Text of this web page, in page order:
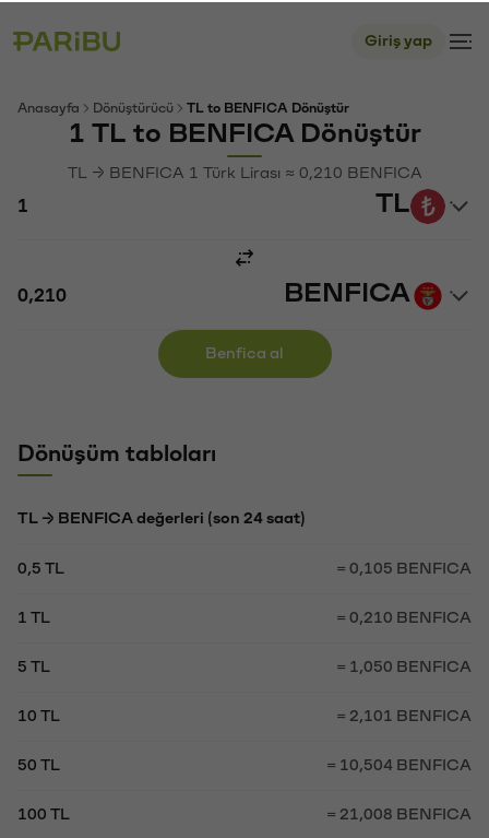
Giriş yap
Anasayfa Dönüştürücü TL to BENFICA Dönüştür
1 TL to BENFICA Dönüştür
TL → BENFICA 1 Türk Lirası ≈ 0,210 BENFICA
TL
BENFICA
Benfica al
Dönüşüm tabloları
TL → BENFICA değerleri (son 24 saat)
0,5 TL = 0,105 BENFICA
1 TL = 0,210 BENFICA
5 TL = 1,050 BENFICA
10 TL = 2,101 BENFICA
50 TL = 10,504 BENFICA
100 TL = 21,008 BENFICA